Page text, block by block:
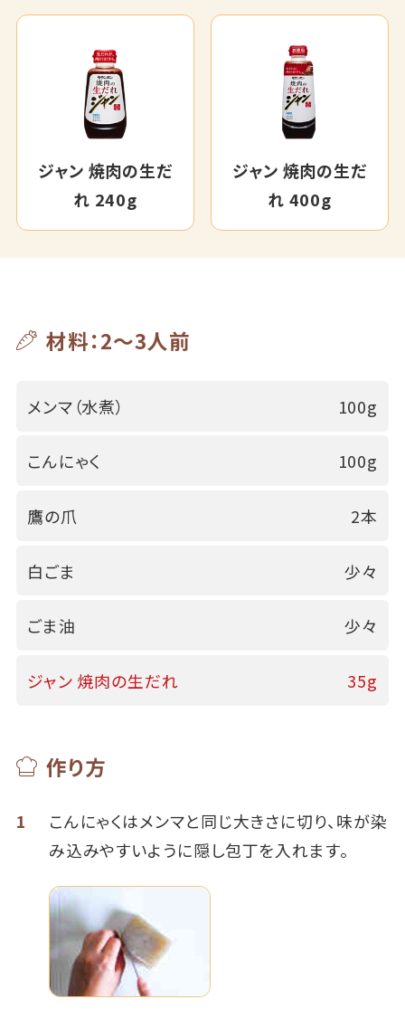
ジャン 焼肉の生だ
れ 240g
ジャン 焼肉の生だ
れ 400g
材料：2～3人前
メンマ（水煮） 100g
こんにゃく 100g
鷹の爪 2本
白ごま 少々
ごま油 少々
ジャン 焼肉の生だれ 35g
作り方
1
こんにゃくはメンマと同じ大きさに切り、味が染
み込みやすいように隠し包丁を入れます。